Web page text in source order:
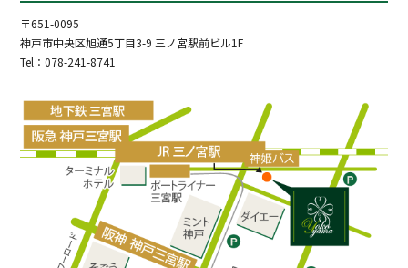
〒651-0095
神戸市中央区旭通5丁目3-9 三ノ宮駅前ビル1F
Tel：078-241-8741